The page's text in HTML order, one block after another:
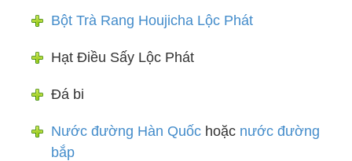
Bột Trà Rang Houjicha Lộc Phát
Hạt Điều Sấy Lộc Phát
Đá bi
Nước đường Hàn Quốc hoặc nước đường
bắp